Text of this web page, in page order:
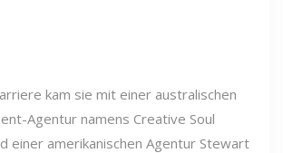
kam sie mit einer australischen
Agentur namens Creative Soul
einer amerikanischen Agentur Stewart